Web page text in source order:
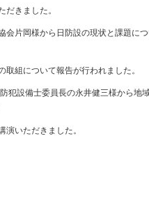
だきました。
片岡様から日防設の現状と課題に
組について報告が行われました。
犯設備士委員長の永井健三様から地
いただきました。